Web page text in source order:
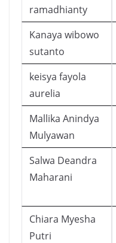
ramadhianty
Kanaya wibowo
sutanto
keisya fayola
aurelia
Mallika Anindya
Mulyawan
Salwa Deandra
Maharani
Chiara Myesha
Putri